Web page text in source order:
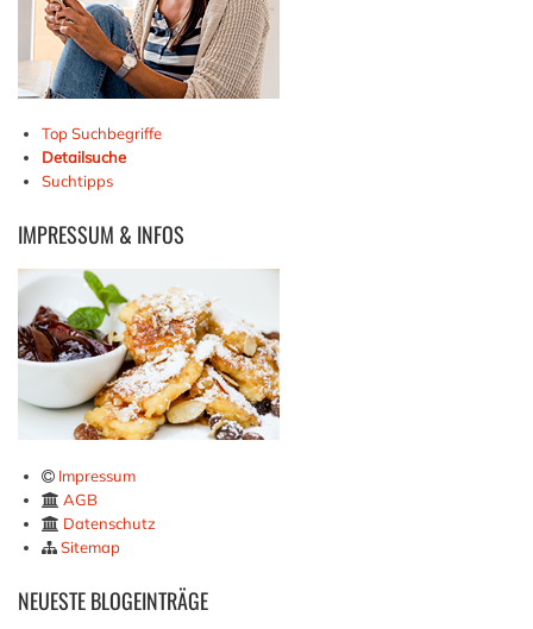
Top Suchbegriffe
Detailsuche
Suchtipps
IMPRESSUM & INFOS
Impressum
AGB
Datenschutz
Sitemap
NEUESTEBLOGEINTRÄGE